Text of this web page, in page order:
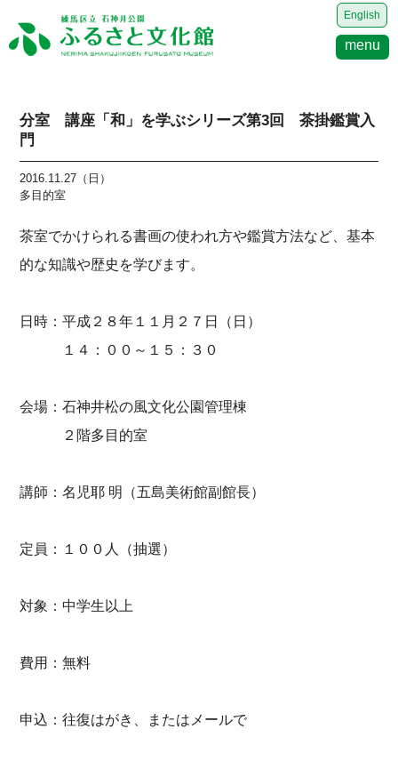
English
menu
分室 講座「和」を学ぶシリーズ第3回 茶掛鑑賞入
門
2016.11.27（日）
多目的室
茶室でかけられる書画の使われ方や鑑賞方法など、基本
的な知識や歴史を学びます。
日時：平成２８年１１月２７日（日）
１４：００～１５：３０
会場：石神井松の風文化公園管理棟
２階多目的室
講師：名児耶 明（五島美術館副館長）
定員：１００人（抽選）
対象：中学生以上
費用：無料
申込：往復はがき、またはメールで